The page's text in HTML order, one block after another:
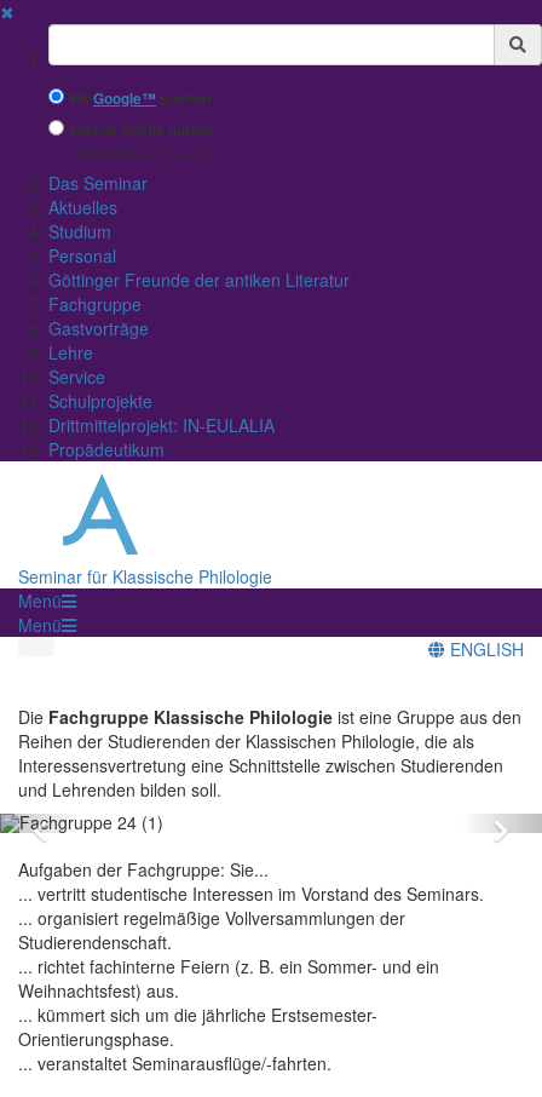
✖
Suchbegriff
MitGoogle™ suchen
Interne Suche nutzen
(eingeschränkte Ergebnisqualität)
Das Seminar
Aktuelles
Studium
Personal
Göttinger Freunde der antiken Literatur
Fachgruppe
Gastvorträge
Lehre
Service
Schulprojekte
Drittmittelprojekt: IN-EULALIA
Propädeutikum
Seminar für Klassische Philologie
Menü
Menü
ENGLISH
Die Fachgruppe Klassische Philologie ist eine Gruppe aus den
Reihen der Studierenden der Klassischen Philologie, die als
Interessensvertretung eine Schnittstelle zwischen Studierenden
und Lehrenden bilden soll.
Zurück
Aufgaben der Fachgruppe: Sie...
... vertritt studentische Interessen im Vorstand des Seminars.
... organisiert regelmäßige Vollversammlungen der
Studierendenschaft.
... richtet fachinterne Feiern (z. B. ein Sommer- und ein
Weihnachtsfest) aus.
... kümmert sich um die jährliche Erstsemester-
Orientierungsphase.
... veranstaltet Seminarausflüge/-fahrten.